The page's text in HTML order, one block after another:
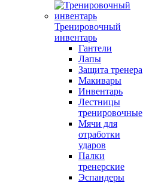
Тренировочный
инвентарь
Гантели
Лапы
Защита тренера
Макивары
Инвентарь
Лестницы
тренировочные
Мячи для
отработки
ударов
Палки
тренерские
Эспандеры